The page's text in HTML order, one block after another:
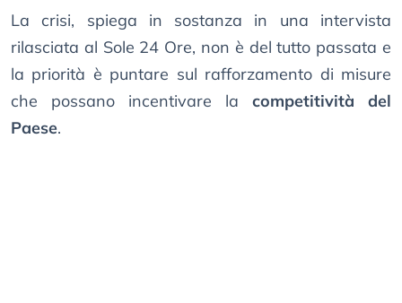
La crisi, spiega in sostanza in una intervista
rilasciata al Sole 24 Ore, non è del tutto passata e
la priorità è puntare sul rafforzamento di misure
che possano incentivare la competitività del
Paese.